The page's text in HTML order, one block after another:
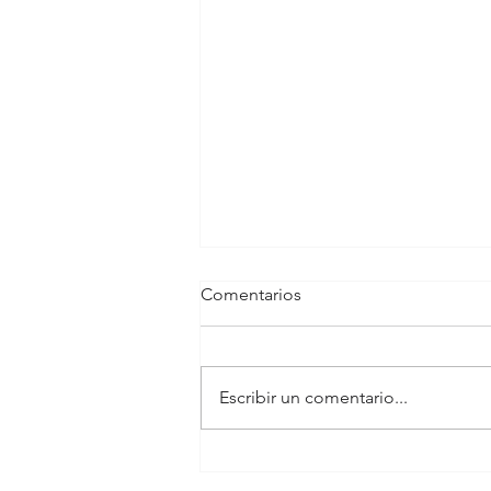
Comentarios
Escribir un comentario...